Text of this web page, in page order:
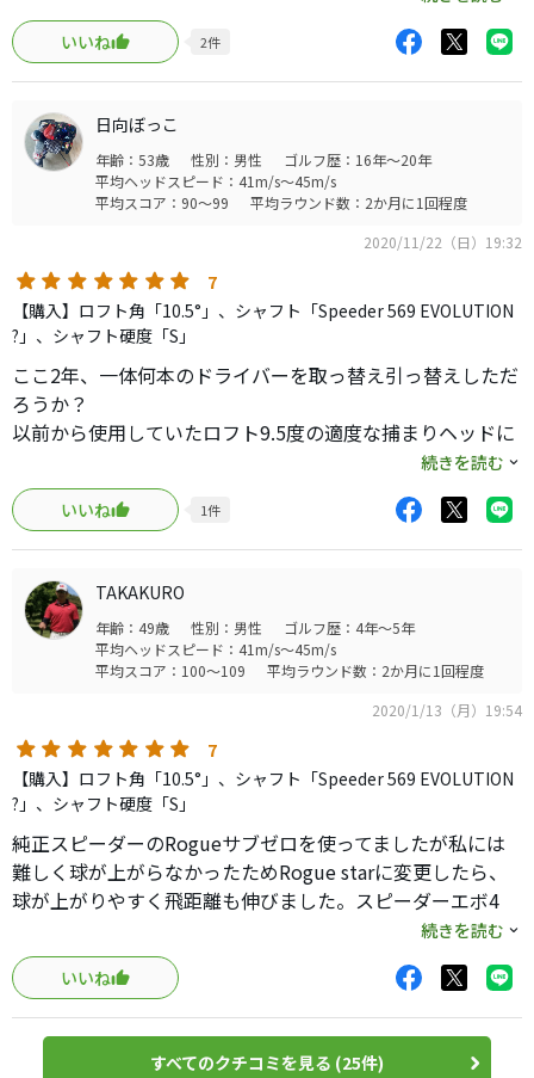
安定します。フェイス面積は小さく、真ん中に当たるか不
安になりますが、エボ4は先が安定するので、ブレは少なく
安心してうてます。240オーバーしましたので、自分のヘッ
ドスピード的には飛んでます。値段も格安になってきてます
のでおすすめですね。最新のクラブと飛距離かわらないと
思います。
いいね
2件
日向ぼっこ
年齢：53歳 性別：男性
ゴルフ歴：16年～20年
平均ヘッドスピード：41m/s～45m/s
平均スコア：90～99
平均ラウンド数：2か月に1回程度
2020/11/22（日）19:32
7
【購入】ロフト角「10.5°」、シャフト「Speeder 569 EVOLUTION
?」、シャフト硬度「S」
ここ2年、一体何本のドライバーを取っ替え引っ替えしただ
ろうか？
以前から使用していたロフト9.5度の適度な捕まりヘッドに
先中しなりの60g台のシャフトの組み合わせでは、球がドロ
ップする様になり、カチャカチャしても効果なく、同じ重
量帯のシャフトの調子を変え、様々なヘッドに組み合わせ
てみたものの一向に闇から抜け出せなかった。
この度、TS2、グローレF2を手放し、藁にもすがる思い
で、ローグスターを購入。
売却益で、コロナで行けなかった飲み代程度で済んだ。
50代になり体力低下を疑い、ロフト10.5度、50g台のスピエ
久しぶり〜会いたかったよ〜笑
ついに最後まで手放さなかった913D2の引退の時期が来
た。。
でも苦しみながら、平均スコアが90台に落ちても一緒にい
たので、売らずに自宅でゆっくりしてもらおうっと。。
あっ話が横道に逸れた汗
とにかく、ローグスターは、体力低下を認めず、低スピン
それとスピエボ4は、素直なしなりで、コシもあり扱いやす
いので、先中調子好みも卒業。
3Wも同種の661にリシャフトした。
出会いに感謝&#128516;
続きを読む
いいね
1件
TAKAKURO
年齢：49歳 性別：男性
ゴルフ歴：4年～5年
平均ヘッドスピード：41m/s～45m/s
平均スコア：100～109
平均ラウンド数：2か月に1回程度
2020/1/13（月）19:54
7
【購入】ロフト角「10.5°」、シャフト「Speeder 569 EVOLUTION
?」、シャフト硬度「S」
純正スピーダーのRogueサブゼロを使ってましたが私には
難しく球が上がらなかったためRogue starに変更したら、
球が上がりやすく飛距離も伸びました。スピーダーエボ4
569はとても振りやすく自分に合っているように感じます。
これからも練習して使いこなしていきたいと思います。
続きを読む
いいね
すべてのクチコミを見る (25件)